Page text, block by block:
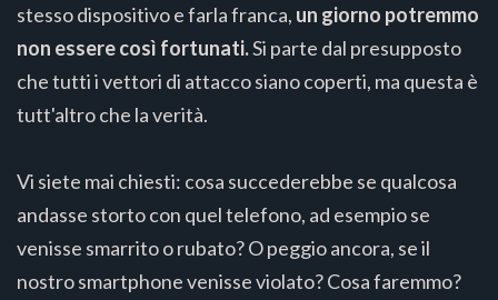
stesso dispositivo e farla franca, un giorno potremmo
non essere così fortunati.Si parte dal presupposto
che tutti i vettori di attacco siano coperti, ma questa è
tutt'altro che la verità.
Vi siete mai chiesti: cosa succederebbe se qualcosa
andasse storto con quel telefono, ad esempio se
venisse smarrito o rubato? O peggio ancora, se il
nostro smartphone venisse violato? Cosa faremmo?